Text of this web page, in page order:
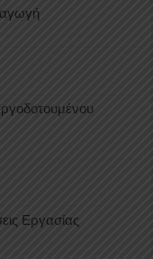
Εργασίας